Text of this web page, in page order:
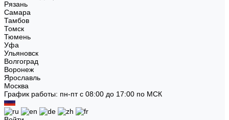
Рязань
Самара
Тамбов
Томск
Тюмень
Уфа
Ульяновск
Волгоград
Воронеж
Ярославль
Москва
График работы: пн-пт с 08:00 до 17:00 по МСК